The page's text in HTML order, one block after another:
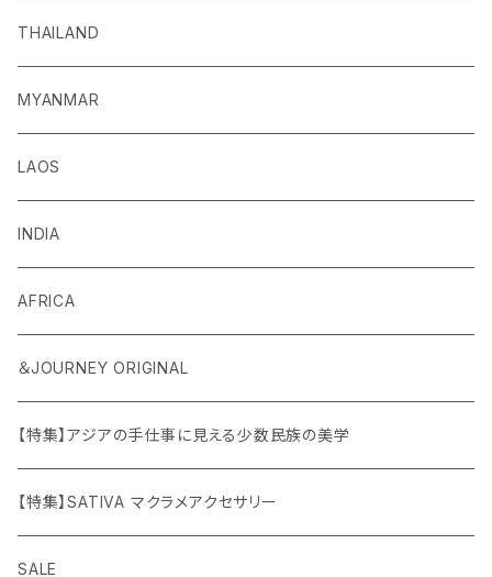
THAILAND
MYANMAR
LAOS
INDIA
AFRICA
＆JOURNEY ORIGINAL
【特集】アジアの手仕事に見える少数民族の美学
【特集】SATIVA マクラメアクセサリー
SALE